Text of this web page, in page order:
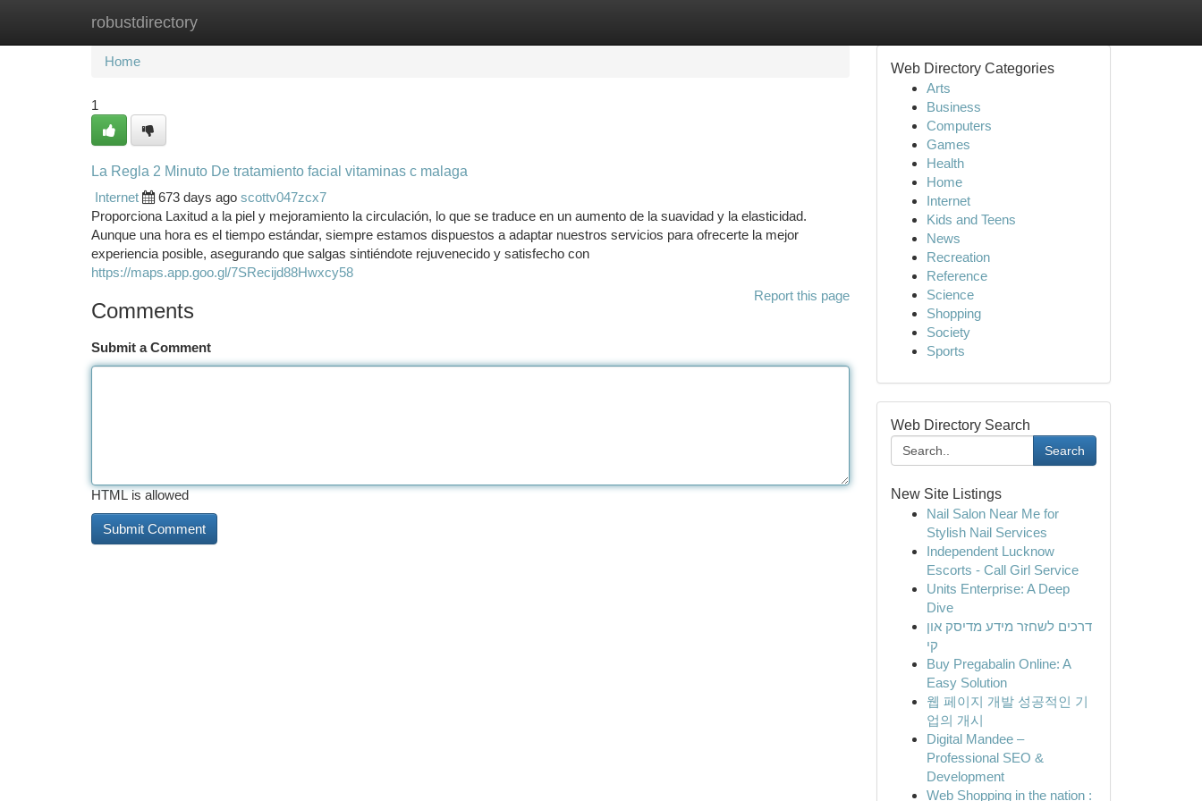
robustdirectory
Home New Site Listings
Home
1
La Regla 2 Minuto De tratamiento facial vitaminas c malaga
Internet
673 days ago scottv047zcx7
Proporciona Laxitud a la piel y mejoramiento la circulación, lo que se traduce en un aumento de la suavidad y la elasticidad.
Aunque una hora es el tiempo estándar, siempre estamos dispuestos a adaptar nuestros servicios para ofrecerte la mejor
experiencia posible, asegurando que salgas sintiéndote rejuvenecido y satisfecho con
https://maps.app.goo.gl/7SRecijd88Hwxcy58
Report this page
Comments
Submit a Comment
HTML is allowed
Web Directory Categories
Arts
Business
Computers
Games
Health
Home
Internet
Kids and Teens
News
Recreation
Reference
Science
Shopping
Society
Sports
Web Directory Search
Search
New Site Listings
Nail Salon Near Me for
Stylish Nail Services
Independent Lucknow
Escorts - Call Girl Service
Units Enterprise: A Deep
Dive
דרכים לשחזר מידע מדיסק און
קי
Buy Pregabalin Online: A
Easy Solution
웹 페이지 개발 성공적인 기
업의 개시
Digital Mandee –
Professional SEO &
Development
Web Shopping in the nation :